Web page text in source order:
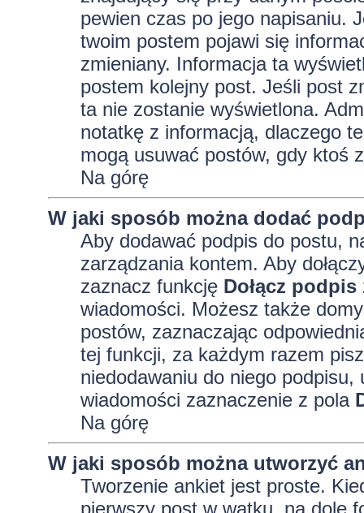
pewien czas po jego napisaniu.
twoim postem pojawi się
zmieniany. Informacja ta
postem kolejny post. Jeśli post
ta nie zostanie wyświetlona.
notatkę z informacją, dlaczego
mogą usuwać postów, gdy ktoś
Na górę
W jaki sposób można dodać
Aby dodawać podpis do postu,
zarządzania kontem. Aby
zaznacz funkcję Dołącz podpis
wiadomości. Możesz także
postów, zaznaczając
tej funkcji, za każdym razem
niedodawaniu do niego
wiadomości zaznaczenie z pola
Na górę
W jaki sposób można utworzyć
Tworzenie ankiet jest proste.
pierwszy post w wątku, na dole